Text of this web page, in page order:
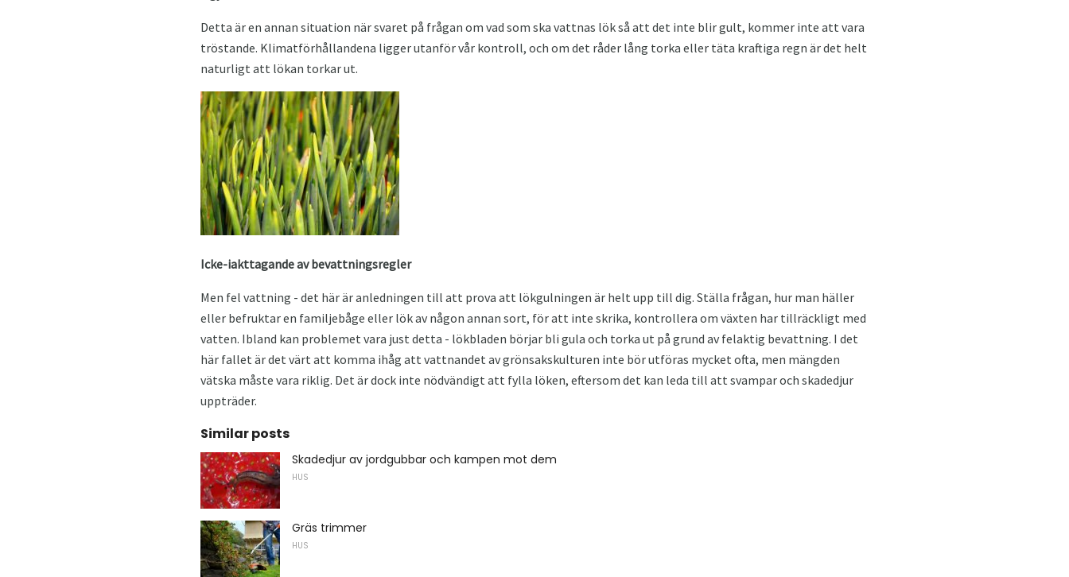
Detta är en annan situation när svaret på frågan om vad som ska vattnas lök så att det inte blir gult, kommer inte att vara
tröstande. Klimatförhållandena ligger utanför vår kontroll, och om det råder lång torka eller täta kraftiga regn är det helt
naturligt att lökan torkar ut.
Icke-iakttagande av bevattningsregler
Men fel vattning - det här är anledningen till att prova att lökgulningen är helt upp till dig. Ställa frågan, hur man häller
eller befruktar en familjebåge eller lök av någon annan sort, för att inte skrika, kontrollera om växten har tillräckligt med
vatten. Ibland kan problemet vara just detta - lökbladen börjar bli gula och torka ut på grund av felaktig bevattning. I det
här fallet är det värt att komma ihåg att vattnandet av grönsakskulturen inte bör utföras mycket ofta, men mängden
vätska måste vara riklig. Det är dock inte nödvändigt att fylla löken, eftersom det kan leda till att svampar och skadedjur
uppträder.
Similar posts
Skadedjur av jordgubbar och kampen mot dem
HUS
Gräs trimmer
HUS